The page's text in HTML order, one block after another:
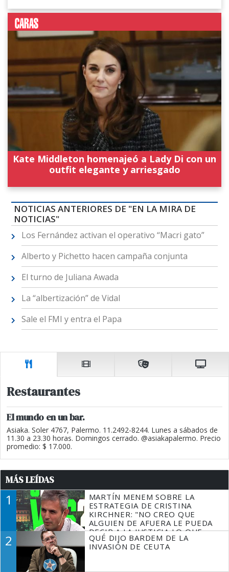
Kate Middleton homenajeó a Lady Di con un
outfit elegante y arriesgado
NOTICIAS ANTERIORES DE "EN LA MIRA DE
NOTICIAS"
Los Fernández activan el operativo “Macri gato”
Alberto y Pichetto hacen campaña conjunta
El turno de Juliana Awada
La “albertización” de Vidal
Sale el FMI y entra el Papa
Restaurantes
El mundo en un bar.
Asiaka. Soler 4767, Palermo. 11.2492-8244. Lunes a sábados de
11.30 a 23.30 horas. Domingos cerrado. @asiakapalermo. Precio
promedio: $ 17.000.
MÁS LEÍDAS
1
MARTÍN MENEM SOBRE LA
ESTRATEGIA DE CRISTINA
KIRCHNER: "NO CREO QUE
ALGUIEN DE AFUERA LE PUEDA
DECIR A LA JUSTICIA LO QUE
TIENE QUE HACER"
2
QUÉ DIJO BARDEM DE LA
INVASIÓN DE CEUTA